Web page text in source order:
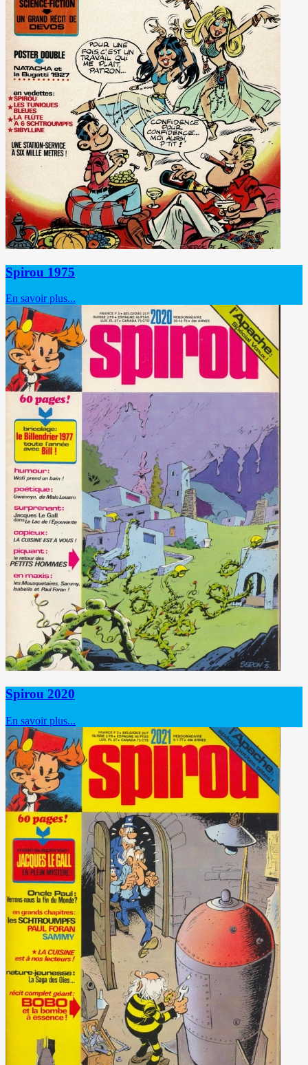
Spirou 1975
En savoir plus...
Spirou 2020
En savoir plus...